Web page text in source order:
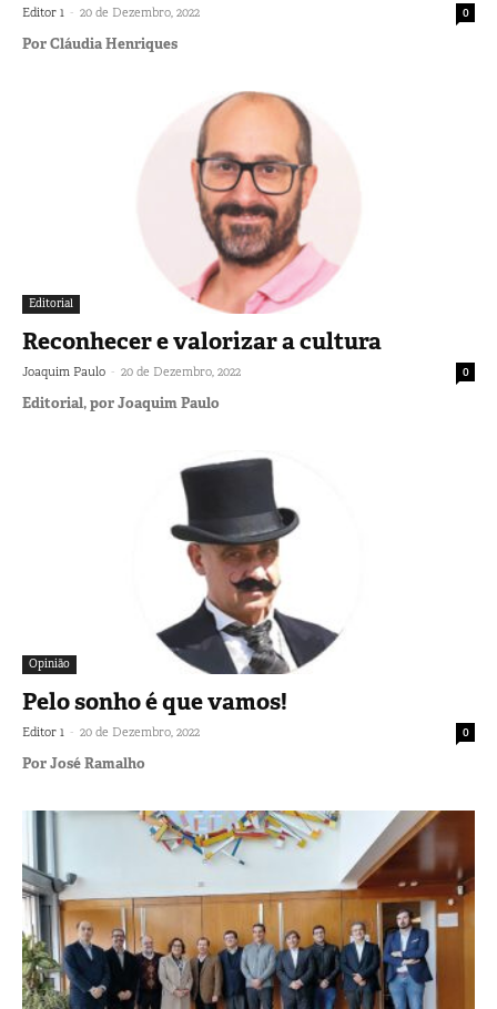
Editor 1 - 20 de Dezembro, 2022 0
Por Cláudia Henriques
Editorial
Reconhecer e valorizar a cultura
Joaquim Paulo - 20 de Dezembro, 2022 0
Editorial, por Joaquim Paulo
Opinião
Pelo sonho é que vamos!
Editor 1 - 20 de Dezembro, 2022 0
Por José Ramalho